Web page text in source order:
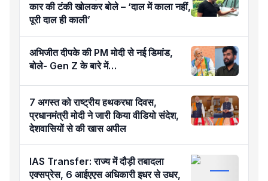
कार की टंकी खोलकर बोले – ‘दाल में काला नहीं,
पूरी दाल ही काली’
अभिजीत दीपके की PM मोदी से नई डिमांड,
बोले- Gen Z के बारे में…
7 अगस्त को राष्ट्रीय हथकरघा दिवस,
प्रधानमंत्री मोदी ने जारी किया वीडियो संदेश,
देशवासियों से की खास अपील
IAS Transfer: राज्य में दौड़ी तबादला
एक्सप्रेस, 6 आईएएस अधिकारी इधर से उधर,